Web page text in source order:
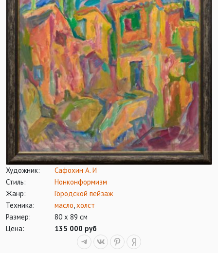
Художник:
Сафохин А. И
Стиль:
Нонконформизм
Жанр:
Городской пейзаж
Техника:
масло,холст
Размер:
80 х 89 см
Цена:
135 000 руб